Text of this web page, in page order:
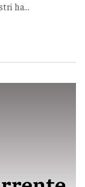
ha...